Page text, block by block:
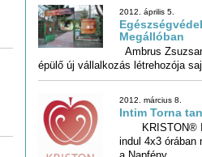
2012. április 5.
Megállóban
Ambrus
épülő új vállalkozás létrehozója
2012. március 8.
Intim Torna
KRISTON®
indul 4x3 órában